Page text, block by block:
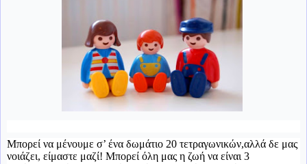
Μπορεί να μένουμε σ’ ένα δωμάτιο 20 τετραγωνικών,αλλά δε μας
νοιάζει, είμαστε μαζί! Μπορεί όλη μας η ζωή να είναι 3